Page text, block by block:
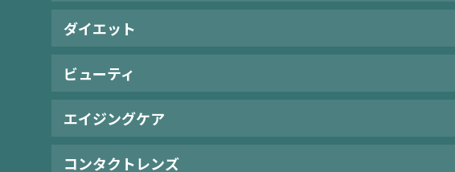
ダイエット
ビューティ
エイジングケア
コンタクトレンズ